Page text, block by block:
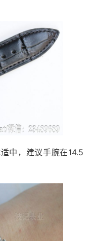
中，建议手腕在14.5